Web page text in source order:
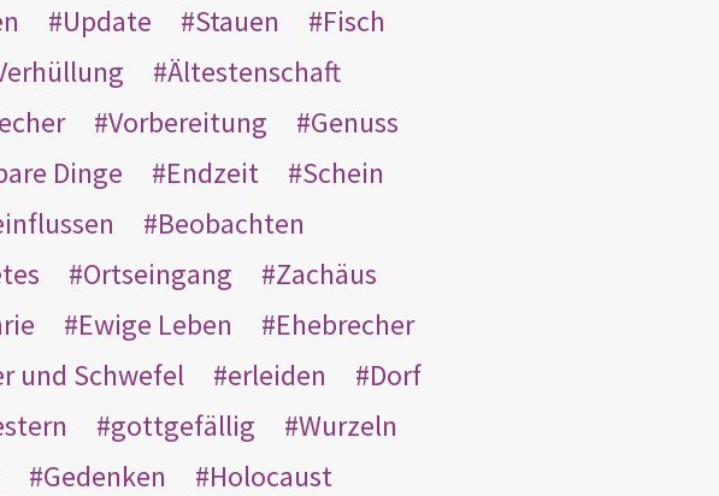
Update Stauen
Fisch
Ältestenschaft
Vorbereitung
Genuss
Dinge Endzeit
Schein
Beobachten
Ortseingang
Zachäus
Ewige Leben
Ehebrecher
und Schwefel erleiden
Dorf
gottgefällig
Wurzeln
Gedenken
Holocaust